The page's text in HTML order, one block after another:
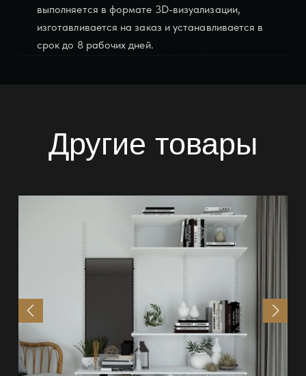
выполняется в формате 3D-визуализации,
изготавливается на заказ и устанавливается в
срок до 8 рабочих дней.
Другие товары